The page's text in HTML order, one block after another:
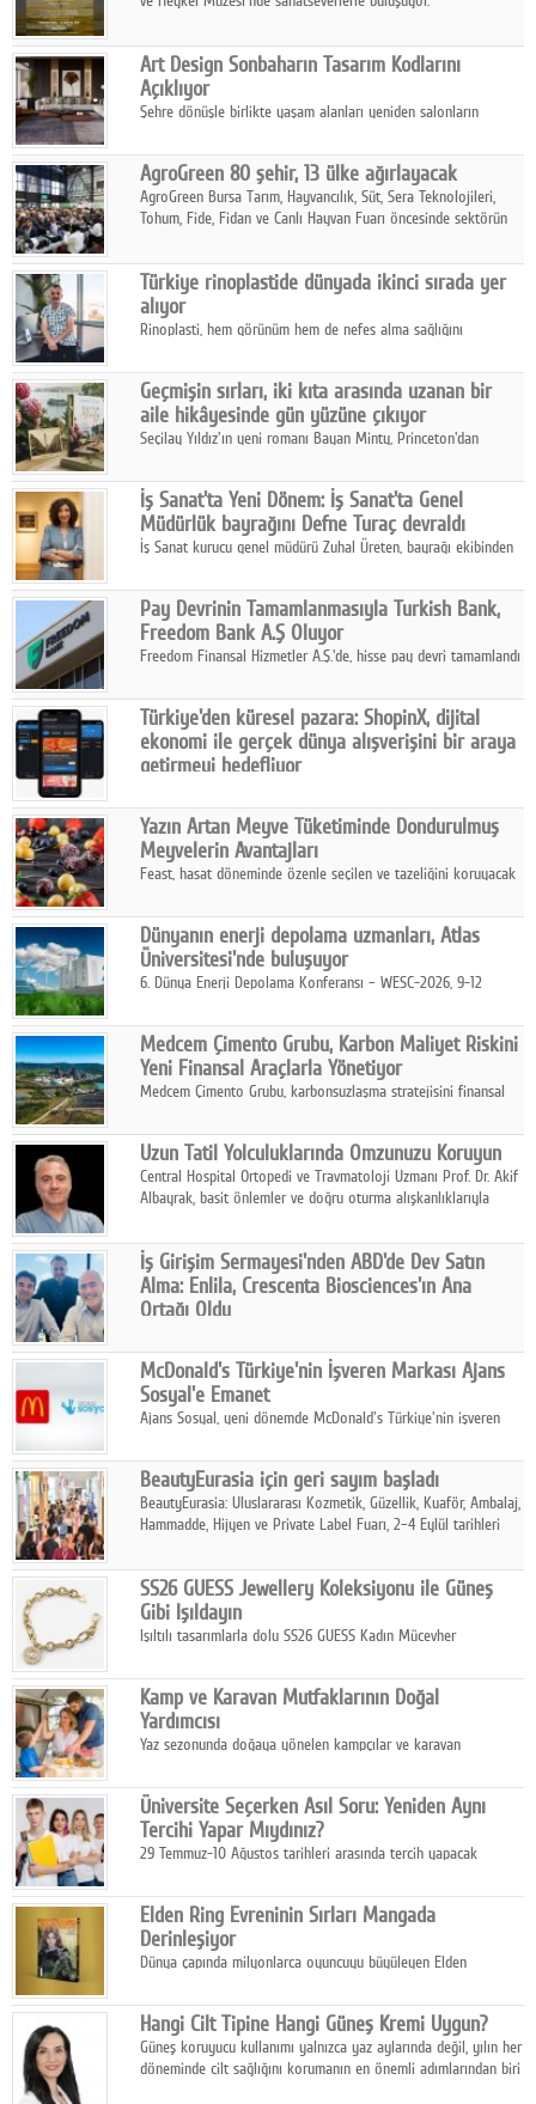
Art Design Sonbaharın Tasarım Kodlarını
Açıklıyor
Şehre dönüşle birlikte yaşam alanları yeniden salonların
sonbaharın tasarım kodlarını açıklıyor.
AgroGreen 80 şehir, 13 ülke ağırlayacak
AgroGreen Bursa Tarım, Hayvancılık, Süt, Sera Teknolojileri,
Tohum, Fide, Fidan ve Canlı Hayvan Fuarı öncesinde sektörün
Türkiye rinoplastide dünyada ikinci sırada yer
alıyor
Rinoplasti, hem görünüm hem de nefes alma sağlığını
biri konumunda.
Geçmişin sırları, iki kıta arasında uzanan bir
aile hikâyesinde gün yüzüne çıkıyor
Seçilay Yıldız'ın yeni romanı Bayan Minty, Princeton'dan
katmanlı bir aile hikâyesi anlatıyor.
İş Sanat'ta Yeni Dönem: İş Sanat'ta Genel
Müdürlük bayrağını Defne Turaç devraldı
İş Sanat kurucu genel müdürü Zuhal Üreten, bayrağı ekibinden
Pay Devrinin Tamamlanmasıyla Turkish Bank,
Freedom Bank A.Ş Oluyor
Freedom Finansal Hizmetler A.Ş.'de, hisse pay devri tamamlandı
Turkish Bank'ın ticaret unvanının “Freedom Bank A.Ş.” olmasına
karar verildi.
Türkiye'den küresel pazara: ShopinX, dijital
ekonomi ile gerçek dünya alışverişini bir araya
getirmeyi hedefliyor
ekonomi ile gerçek dünya alışveriş deneyimi arasında köprü
kurmayı hedefleyen vizyonuyla uluslararası pazarlara açılıyor.
Yazın Artan Meyve Tüketiminde Dondurulmuş
Meyvelerin Avantajları
Feast, hasat döneminde özenle seçilen ve tazeliğini koruyacak
pratik, güvenilir ve lezzetli bir alternatif sunuyor.
Dünyanın enerji depolama uzmanları, Atlas
Üniversitesi'nde buluşuyor
6. Dünya Enerji Depolama Konferansı – WESC-2026, 9-12
sahipliğinde gerçekleştirilecek.
Medcem Çimento Grubu, Karbon Maliyet Riskini
Yeni Finansal Araçlarla Yönetiyor
Medcem Çimento Grubu, karbonsuzlaşma stratejisini finansal
Uzun Tatil Yolculuklarında Omzunuzu Koruyun
Central Hospital Ortopedi ve Travmatoloji Uzmanı Prof. Dr. Akif
Albayrak, basit önlemler ve doğru oturma alışkanlıklarıyla
İş Girişim Sermayesi'nden ABD'de Dev Satın
Alma: Enlila, Crescenta Biosciences'ın Ana
Ortağı Oldu
stratejisini uluslararası ölçeğe taşıyan satın alma hamlesini
tamamladı.
McDonald's Türkiye'nin İşveren Markası Ajans
Sosyal'e Emanet
Ajans Sosyal, yeni dönemde McDonald's Türkiye'nin işveren
BeautyEurasia için geri sayım başladı
BeautyEurasia: Uluslararası Kozmetik, Güzellik, Kuaför, Ambalaj,
Hammadde, Hijyen ve Private Label Fuarı, 2–4 Eylül tarihleri
SS26 GUESS Jewellery Koleksiyonu ile Güneş
Gibi Işıldayın
Işıltılı tasarımlarla dolu SS26 GUESS Kadın Mücevher
dokunuşunu taşıyor.
Kamp ve Karavan Mutfaklarının Doğal
Yardımcısı
Yaz sezonunda doğaya yönelen kampçılar ve karavan
temizlik sağlayan, çevreye duyarlı bitkisel içerikli ürünleri tercih
ediyor.
Üniversite Seçerken Asıl Soru: Yeniden Aynı
Tercihi Yapar Mıydınız?
29 Temmuz-10 Ağustos tarihleri arasında tercih yapacak
Elden Ring Evreninin Sırları Mangada
Derinleşiyor
Dünya çapında milyonlarca oyuncuyu büyüleyen Elden
aksiyonu ve karanlık fantastik atmosferi bir araya getirmeyi
sürdürüyor.
Hangi Cilt Tipine Hangi Güneş Kremi Uygun?
Güneş koruyucu kullanımı yalnızca yaz aylarında değil, yılın her
döneminde cilt sağlığını korumanın en önemli adımlarından biri